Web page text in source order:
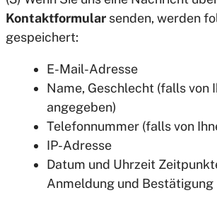
Kontaktformular senden, werden
gespeichert:
E-Mail-Adresse
Name, Geschlecht (falls von
angegeben)
Telefonnummer (falls von
IP-Adresse
Datum und Uhrzeit
Anmeldung und Bestätigung